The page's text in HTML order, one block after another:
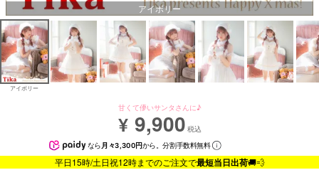
アイボリー
アイボリー
甘くて儚いサンタさんに♪
¥ 9,900 税込
なら 月々3,300円から。分割手数料無料
平日15時/土日祝12時までのご注文で最短当日出荷🚚💨